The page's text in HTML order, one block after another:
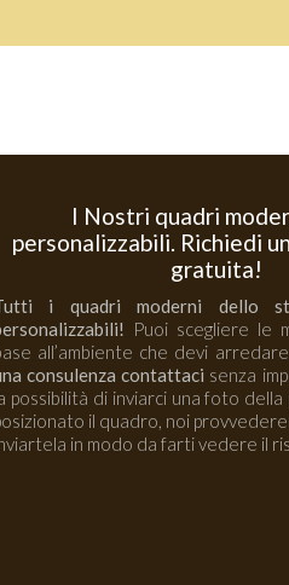
I Nostri quadri
personalizzabili. Richiedi
gratuita!
i quadri moderni dello
Puoi scegliere le
all’ambiente che devi
consulenza contattaci senza
possibilità di inviarci una foto
il quadro, noi
in modo da farti vedere il